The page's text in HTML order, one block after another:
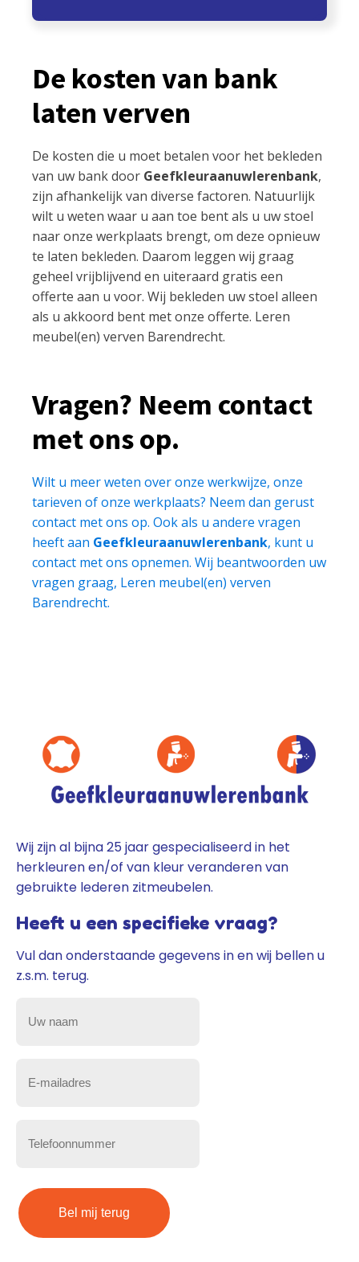
De kosten van bank
laten verven
De kosten die u moet betalen voor het bekleden
van uw bank door Geefkleuraanuwlerenbank,
zijn afhankelijk van diverse factoren. Natuurlijk
wilt u weten waar u aan toe bent als u uw stoel
naar onze werkplaats brengt, om deze opnieuw
te laten bekleden. Daarom leggen wij graag
geheel vrijblijvend en uiteraard gratis een
offerte aan u voor. Wij bekleden uw stoel alleen
als u akkoord bent met onze offerte. Leren
meubel(en) verven Barendrecht.
Vragen? Neem contact
met ons op.
Wilt u meer weten over onze werkwijze, onze
tarieven of onze werkplaats? Neem dan gerust
contact met ons op. Ook als u andere vragen
heeft aan Geefkleuraanuwlerenbank, kunt u
contact met ons opnemen. Wij beantwoorden uw
vragen graag, Leren meubel(en) verven
Barendrecht.
Wij zijn al bijna 25 jaar gespecialiseerd in het
herkleuren en/of van kleur veranderen van
gebruikte lederen zitmeubelen.
Heeft u een specifieke vraag?
Vul dan onderstaande gegevens in en wij bellen u
z.s.m. terug.
Uw
Telefoonnummer